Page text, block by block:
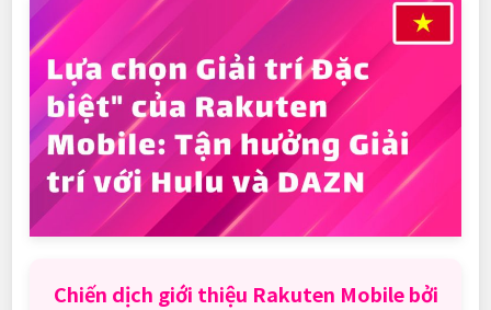
Chiến dịch giới thiệu Rakuten Mobile bởi